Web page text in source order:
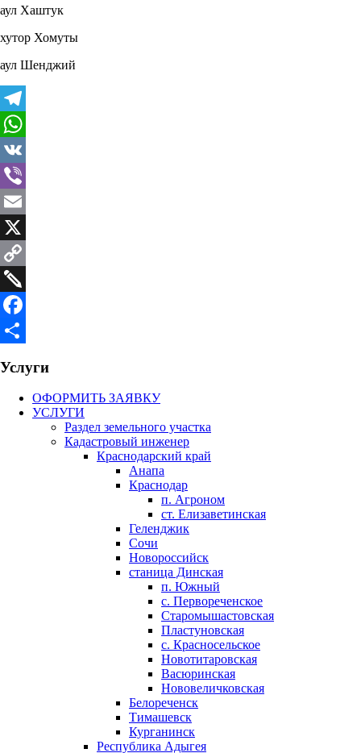
аул Хаштук
хутор Хомуты
аул Шенджий
Telegram
WhatsApp
VK
Viber
Email
X
Copy
Link
Twiddla
Facebook
Услуги
ОФОРМИТЬ ЗАЯВКУ
УСЛУГИ
Раздел земельного участка
Кадастровый инженер
Краснодарский край
Анапа
Краснодар
п. Агроном
ст. Елизаветинская
Геленджик
Сочи
Новороссийск
станица Динская
п. Южный
с. Первореченское
Старомышастовская
Пластуновская
с. Красносельское
Новотитаровская
Васюринская
Нововеличковская
Белореченск
Тимашевск
Курганинск
Республика Адыгея